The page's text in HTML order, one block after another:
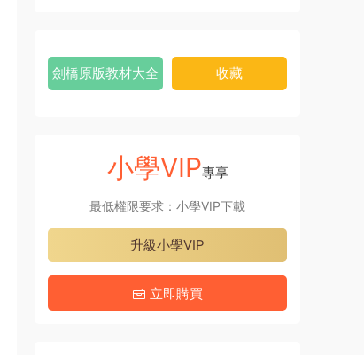
劍橋原版教材大全 收藏
小學VIP專享
最低權限要求：小學VIP下載
升級小學VIP
立即購買